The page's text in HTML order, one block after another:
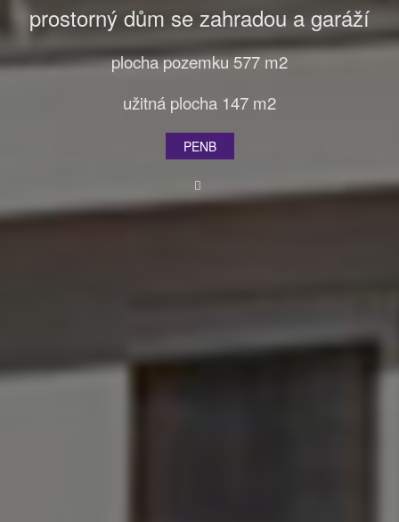
prostorný dům se zahradou a garáží
plocha pozemku 577 m2
užitná plocha 147 m2
PENB